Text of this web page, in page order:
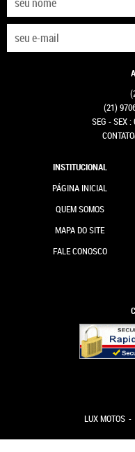
(21)
SEG - SEX
INSTITUCIONAL
PÁGINA INICIAL
QUEM SOMOS
MAPA DO SITE
FALE CONOSCO
LUX MOTOS